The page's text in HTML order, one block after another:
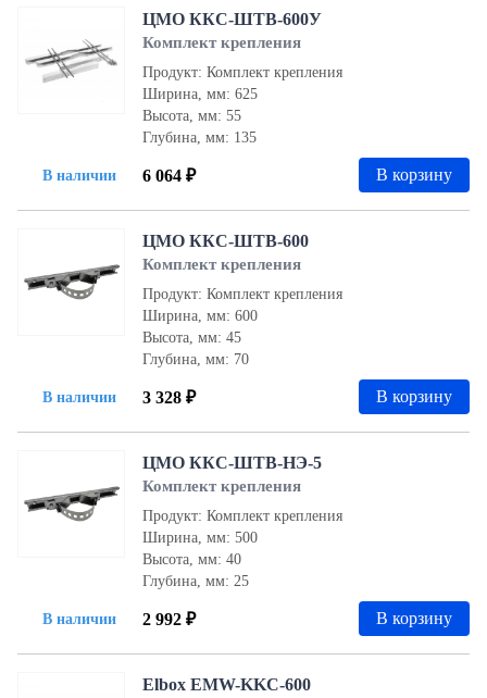
В наличии
ЦМО ККС-ШТВ-600У
Комплект крепления
Продукт: Комплект крепления
Ширина, мм: 625
Высота, мм: 55
Глубина, мм: 135
6 064 ₽ В корзину
В наличии
ЦМО ККС-ШТВ-600
Комплект крепления
Продукт: Комплект крепления
Ширина, мм: 600
Высота, мм: 45
Глубина, мм: 70
3 328 ₽ В корзину
В наличии
ЦМО ККС-ШТВ-НЭ-5
Комплект крепления
Продукт: Комплект крепления
Ширина, мм: 500
Высота, мм: 40
Глубина, мм: 25
2 992 ₽ В корзину
Elbox EMW-KKC-600